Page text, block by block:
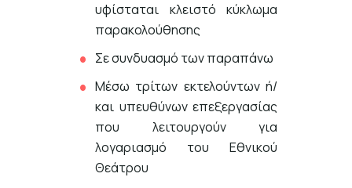
υφίσταται κλειστό κύκλωμα
παρακολούθησης
Σε συνδυασμό των παραπάνω
Μέσω τρίτων εκτελούντων ή/
και υπευθύνων επεξεργασίας
που λειτουργούν για
λογαριασμό του Εθνικού
Θεάτρου